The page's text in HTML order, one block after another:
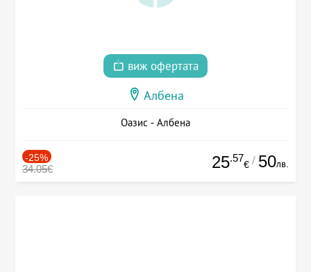
виж офертата
Албена
Оазис - Албена
-25%
34.05€ 25.57
€ / 50лв.